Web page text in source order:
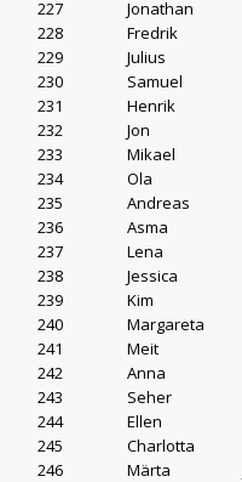
227
Jonathan
228
Fredrik
229
Julius
230
Samuel
231
Henrik
232
Jon
233
Mikael
234
Ola
235
Andreas
236
Asma
237
Lena
238
Jessica
239
Kim
240
Margareta
241
Meit
242
Anna
243
Seher
244
Ellen
245
Charlotta
246
Märta